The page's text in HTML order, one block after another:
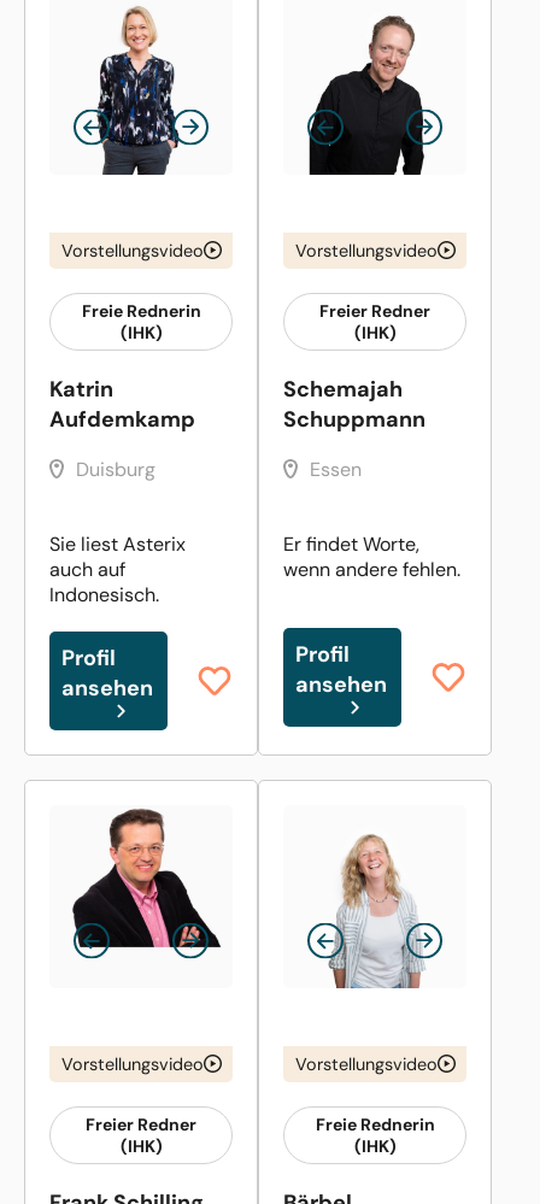
Vorstellungsvideo
Freie Rednerin
(IHK)
Katrin
Aufdemkamp
Duisburg
Sie liest Asterix
auch auf
Indonesisch.
Profil
ansehen
Vorstellungsvideo
Freier Redner
(IHK)
Schemajah
Schuppmann
Essen
Er findet Worte,
wenn andere fehlen.
Profil
ansehen
Vorstellungsvideo
Freier Redner
(IHK)
Vorstellungsvideo
Freie Rednerin
(IHK)